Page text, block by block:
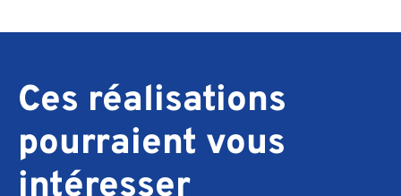
Ces réalisations
pourraient vous
intéresser